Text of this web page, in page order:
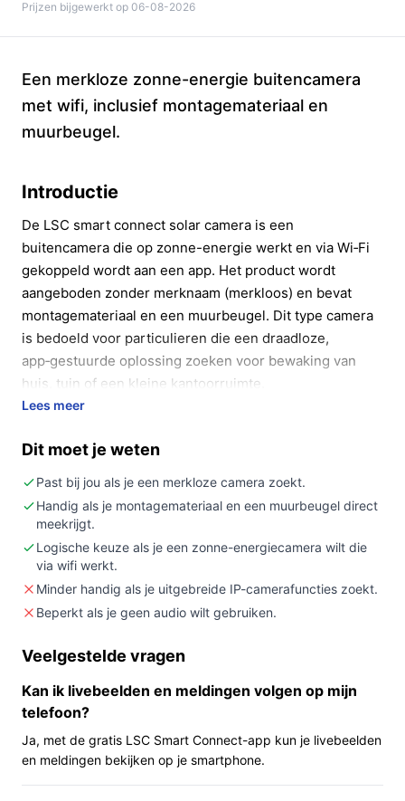
Prijzen bijgewerkt op 06-08-2026
Een merkloze zonne-energie buitencamera
met wifi, inclusief montagemateriaal en
muurbeugel.
Introductie
De LSC smart connect solar camera is een
buitencamera die op zonne-energie werkt en via Wi‑Fi
gekoppeld wordt aan een app. Het product wordt
aangeboden zonder merknaam (merkloos) en bevat
montagemateriaal en een muurbeugel. Dit type camera
is bedoeld voor particulieren die een draadloze,
app‑gestuurde oplossing zoeken voor bewaking van
huis, tuin of een kleine kantoorruimte.
Kopen als:je een buitencamera wilt die op zonne-
energie werkt, eenvoudig via een app bereikbaar is
en je een installatie met muurbeugel wilt.
Niet kopen als:
of merkondersteuning nodig hebt; de specificaties
geven aan dat er geen extra IP‑camera functies zijn
en het product is merkloos.
Belangrijkste check: controleer of je locatie
Life‑app op jouw telefoon werken met deze
camera.
Wat je in de praktijk merkt
In gebruik hangt de camera buiten met de
Lees meer
Dit moet je weten
Past bij jou als je een merkloze camera zoekt.
Handig als je montagemateriaal en een muurbeugel direct
meekrijgt.
Logische keuze als je een zonne-energiecamera wilt die
via wifi werkt.
Minder handig als je uitgebreide IP-camerafuncties zoekt.
Beperkt als je geen audio wilt gebruiken.
Veelgestelde vragen
Kan ik livebeelden en meldingen volgen op mijn
telefoon?
Ja, met de gratis LSC Smart Connect-app kun je livebeelden
en meldingen bekijken op je smartphone.